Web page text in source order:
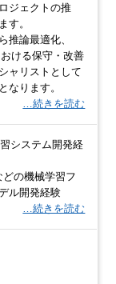
ジェクトの推
す。
推論最適化、
ける保守・改善
ャリストとして
なります。
…続きを読む
システム開発経
どの機械学習フ
ル開発経験
…続きを読む